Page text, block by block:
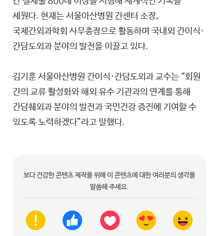
세웠다. 현재는 서울아산병원 간센터 소장,
국제간외과학회 사무총장으로 활동하며 국내외 간이식·
간담도외과 분야의 발전을 이끌고 있다.
김기훈 서울아산병원 간이식·간담도외과 교수는 “회원
간의 교류 활성화와 해외 유수 기관과의 연계를 통해
간담췌외과 분야의 발전과 국민건강 증진에 기여할 수
있도록 노력하겠다”라고 말했다.
보다 건강한 콘텐츠 제작을 위해 이 콘텐츠에 대한 여러분의 생각을
말씀해 주세요.